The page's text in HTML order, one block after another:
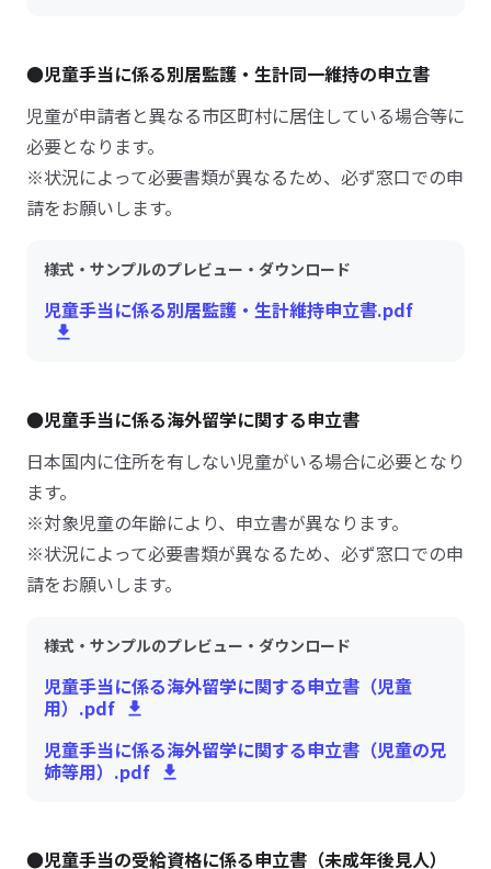
●児童手当に係る別居監護・生計同一維持の申立書
児童が申請者と異なる市区町村に居住している場合等に
必要となります。
※状況によって必要書類が異なるため、必ず窓口での申
請をお願いします。
様式・サンプルのプレビュー・ダウンロード
児童手当に係る別居監護・生計維持申立書.pdf
●児童手当に係る海外留学に関する申立書
日本国内に住所を有しない児童がいる場合に必要となり
ます。
※対象児童の年齢により、申立書が異なります。
※状況によって必要書類が異なるため、必ず窓口での申
請をお願いします。
様式・サンプルのプレビュー・ダウンロード
児童手当に係る海外留学に関する申立書（児童
用）.pdf
児童手当に係る海外留学に関する申立書（児童の兄
姉等用）.pdf
●児童手当の受給資格に係る申立書（未成年後見人）